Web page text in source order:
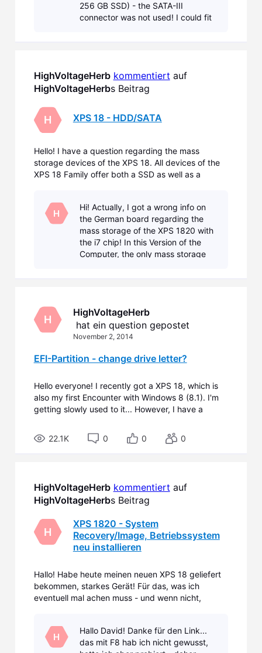
256 GB SSD) - the SATA-III
connector was not used! I could fit
HighVoltageHerb kommentiert auf
HighVoltageHerbs Beitrag
H XPS 18 - HDD/SATA
Hello! I have a question regarding the mass
storage devices of the XPS 18. All devices of the
XPS 18 Family offer both a SSD as well as a
(XPS1820), which has a 256 GB SSD, only. Now, I
guess Dell,
H
Hi! Actually, I got a wrong info on
the German board regarding the
mass storage of the XPS 1820 with
the i7 chip! In this Version of the
Computer, the only mass storage
H
HighVoltageHerb
hat ein question gepostet
November 2, 2014
EFI-Partition - change drive letter?
Hello everyone! I recently got a XPS 18, which is
also my first Encounter with Windows 8 (8.1). I'm
getting slowly used to it... However, I have a
assigned certain drive letters to various USB-
drives (Virtual Drive is V:, Music Videos HDD is M:,
22.1K 0 0 0
HighVoltageHerb kommentiert auf
HighVoltageHerbs Beitrag
H
XPS 1820 - System
Recovery/Image, Betriebssystem
neu installieren
Hallo! Habe heute meinen neuen XPS 18 geliefert
bekommen, starkes Gerät! Für das, was ich
eventuell mal achen muss - und wenn nicht,
Treiber usw... neu installieren. Ein Techniker sagte
mir im Dell-Chat, das
H
Hallo David! Danke für den Link...
das mit F8 hab ich nicht gewusst,